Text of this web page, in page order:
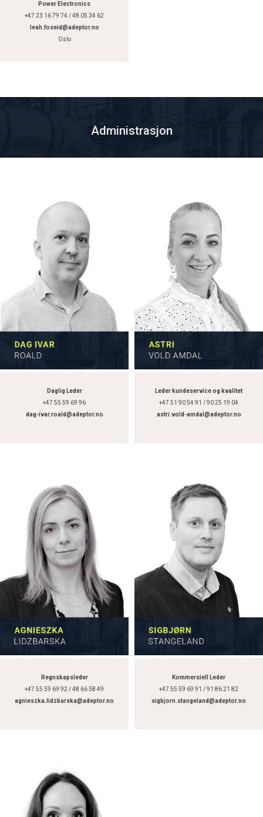
Power Electronics
+47 23 16 79 74 / 48 05 34 62
leah.foseid@adeptor.no
Oslo
Administrasjon
Daglig Leder
+47 55 59 69 96
dag-ivar.roald@adeptor.no
Leder kundeservice og kvalitet
+47 51 90 54 91 / 90 25 19 04
astri.vold-amdal@adeptor.no
Regnskapsleder
+47 55 59 69 92 / 48 66 58 49
agnieszka.lidzbarska@adeptor.no
Kommersiell Leder
+47 55 59 69 91 / 91 86 21 82
sigbjorn.stangeland@adeptor.no